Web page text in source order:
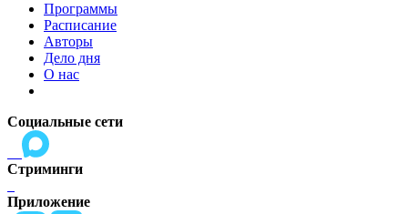
Программы
Расписание
Авторы
Дело дня
О нас
Социальные сети
Стриминги
Приложение